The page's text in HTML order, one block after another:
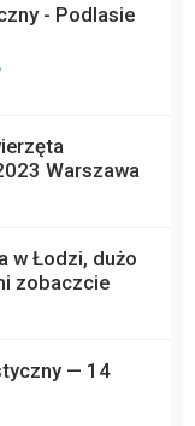
- Podlasie
Warszawa
w Łodzi, dużo
zobaczcie
— 14